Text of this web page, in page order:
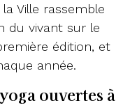
Ville rassemble
du vivant sur le
édition, et
année.
ouvertes à